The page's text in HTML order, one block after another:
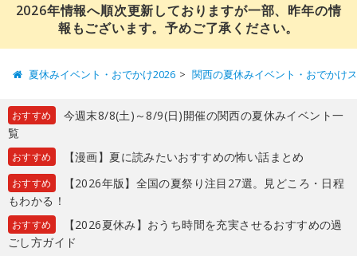
2026年情報へ順次更新しておりますが一部、昨年の情
報もございます。予めご了承ください。
夏休みイベント・おでかけ2026 関西の夏休みイベント・おでかけ
おすすめ
今週末8/8(土)～8/9(日)開催の関西の夏休みイベント一
覧
おすすめ 【漫画】夏に読みたいおすすめの怖い話まとめ
おすすめ
【2026年版】全国の夏祭り注目27選。見どころ・日程
もわかる！
おすすめ
【2026夏休み】おうち時間を充実させるおすすめの過
ごし方ガイド